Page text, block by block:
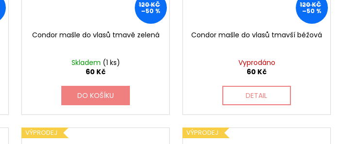
120 KČ
–50 %
Condor mašle do vlasů tmavě zelená
Skladem (1 ks)
60 Kč
DO KOŠÍKU
120 KČ
–50 %
Condor mašle do vlasů tmavší béžová
Vyprodáno
60 Kč
DETAIL
VÝPRODEJ VÝPRODEJ